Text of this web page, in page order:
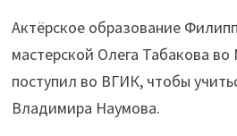
Актёрское образование
мастерской Олега Табакова
поступил во ВГИК, чтобы
Владимира Наумова.